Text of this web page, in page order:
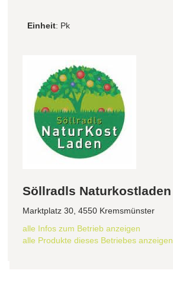
Einheit: Pk
Söllradls Naturkostladen
Marktplatz 30, 4550 Kremsmünster
alle Infos zum Betrieb anzeigen
alle Produkte dieses Betriebes anzeigen